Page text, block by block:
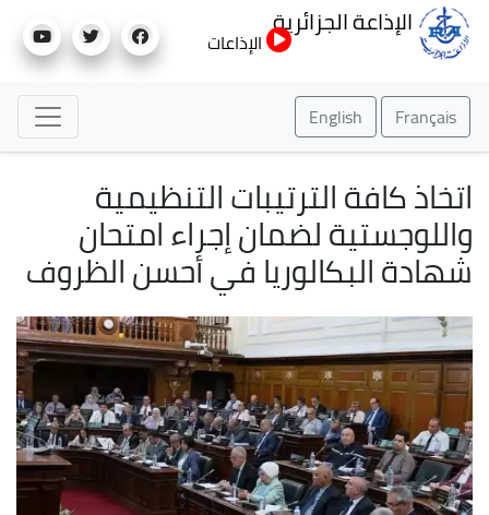
إلى
الإذاعة الجزائرية
الإذاعات
Français
English
اتخاذ كافة الترتيبات التنظيمية
واللوجستية لضمان إجراء امتحان
شهادة البكالوريا في أحسن الظروف